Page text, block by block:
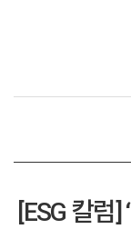
[ESG 칼럼]